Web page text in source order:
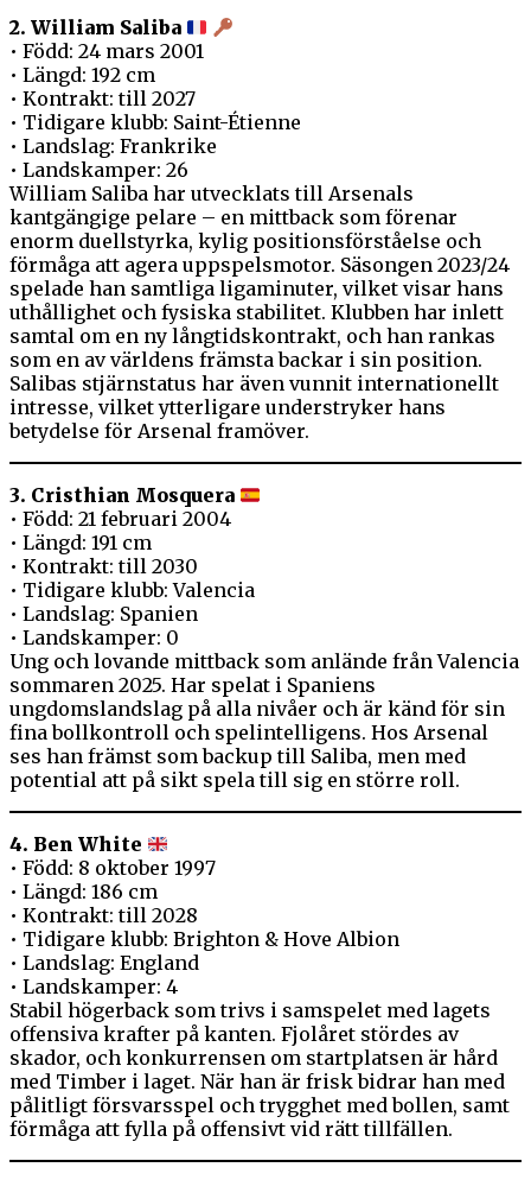
2. William Saliba
• Född: 24 mars 2001
• Längd: 192 cm
• Kontrakt: till 2027
• Tidigare klubb: Saint-Étienne
• Landslag: Frankrike
• Landskamper: 26
William Saliba har utvecklats till Arsenals
kantgängige pelare – en mittback som förenar
enorm duellstyrka, kylig positionsförståelse och
förmåga att agera uppspelsmotor. Säsongen 2023/24
spelade han samtliga ligaminuter, vilket visar hans
uthållighet och fysiska stabilitet. Klubben har inlett
samtal om en ny långtidskontrakt, och han rankas
som en av världens främsta backar i sin position.
Salibas stjärnstatus har även vunnit internationellt
intresse, vilket ytterligare understryker hans
betydelse för Arsenal framöver.
3. Cristhian Mosquera
• Född: 21 februari 2004
• Längd: 191 cm
• Kontrakt: till 2030
• Tidigare klubb: Valencia
• Landslag: Spanien
• Landskamper: 0
Ung och lovande mittback som anlände från Valencia
sommaren 2025. Har spelat i Spaniens
ungdomslandslag på alla nivåer och är känd för sin
fina bollkontroll och spelintelligens. Hos Arsenal
ses han främst som backup till Saliba, men med
potential att på sikt spela till sig en större roll.
4. Ben White
• Född: 8 oktober 1997
• Längd: 186 cm
• Kontrakt: till 2028
• Tidigare klubb: Brighton & Hove Albion
• Landslag: England
• Landskamper: 4
Stabil högerback som trivs i samspelet med lagets
offensiva krafter på kanten. Fjolåret stördes av
skador, och konkurrensen om startplatsen är hård
med Timber i laget. När han är frisk bidrar han med
pålitligt försvarsspel och trygghet med bollen, samt
förmåga att fylla på offensivt vid rätt tillfällen.